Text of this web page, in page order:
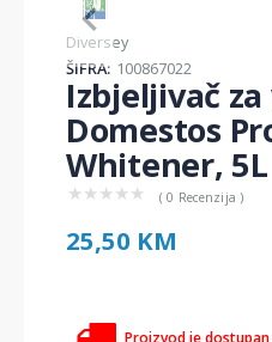
Item
1
of
1
Diversey
ŠIFRA: 100867022
Izbjeljivač za
Domestos
Whitener, 5L
★ ★ ★ ★ ★ ( 0 Recenzija )
25,50 KM
Proizvod je